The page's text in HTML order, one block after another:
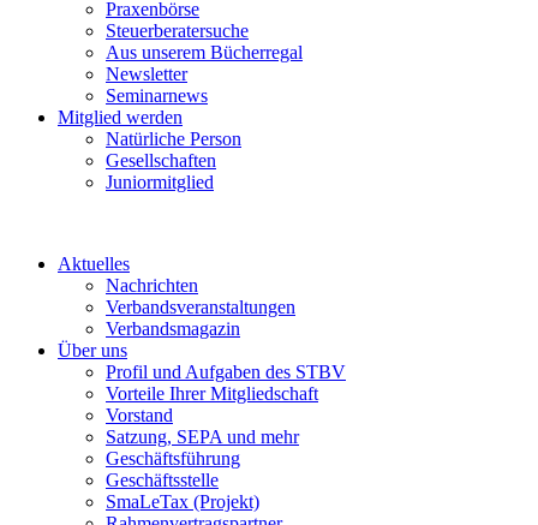
Praxenbörse
Steuerberatersuche
Aus unserem Bücherregal
Newsletter
Seminarnews
Mitglied werden
Natürliche Person
Gesellschaften
Juniormitglied
Aktuelles
Nachrichten
Verbandsveranstaltungen
Verbandsmagazin
Über uns
Profil und Aufgaben des STBV
Vorteile Ihrer Mitgliedschaft
Vorstand
Satzung, SEPA und mehr
Geschäftsführung
Geschäftsstelle
SmaLeTax (Projekt)